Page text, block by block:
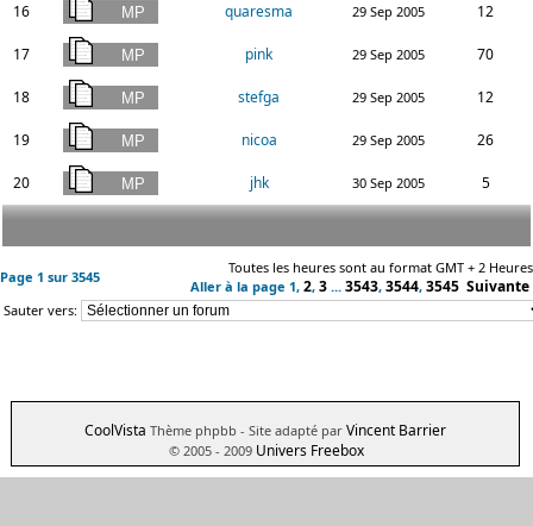
16 quaresma 29 Sep 2005 12
17 pink 29 Sep 2005 70
18 stefga 29 Sep 2005 12
19 nicoa 29 Sep 2005 26
20 jhk 30 Sep 2005 5
Page 1 sur 3545
Toutes les heures sont au format GMT + 2 Heures
Aller à la page 1, 2, 3 ... 3543, 3544, 3545 Suivante
Sauter vers:
CoolVista Thème phpbb - Site adapté par Vincent Barrier
© 2005 - 2009 Univers Freebox